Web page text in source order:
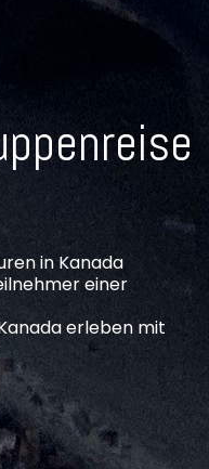
in Kanada
einer
erleben mit